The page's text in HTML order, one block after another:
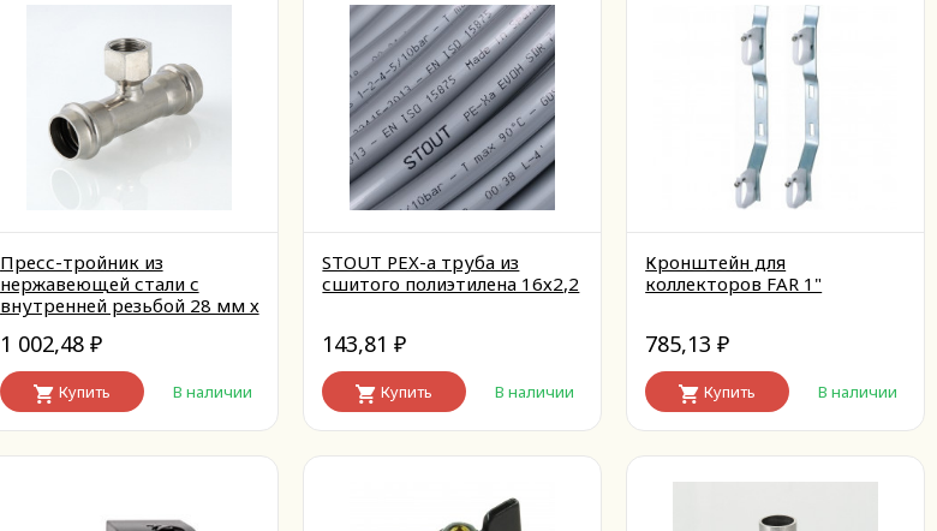
Пресс-тройник из
нержавеющей стали с
внутренней резьбой 28 мм х
1 002,48 ₽
Купить В наличии
STOUT PEX-a труба из
сшитого полиэтилена 16х2,2
143,81₽
Купить В наличии
Кронштейн для
коллекторов FAR 1"
785,13₽
Купить В наличии